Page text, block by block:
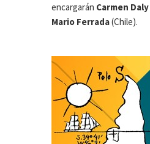
encargarán Carmen Daly
Mario Ferrada(Chile).